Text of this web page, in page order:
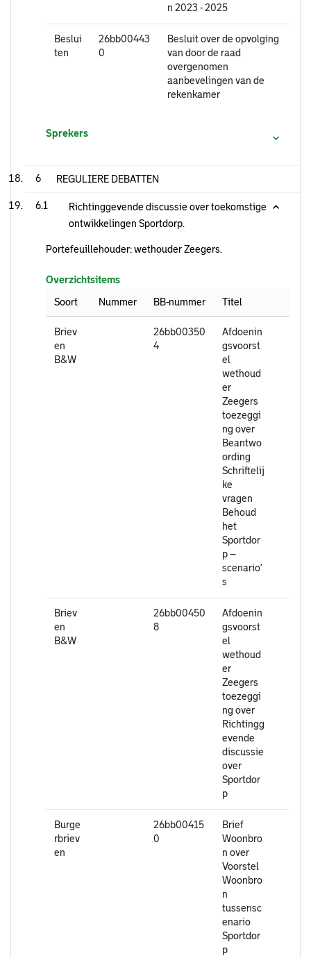
n 2023 - 2025
Beslui
ten
26bb00443
0
Besluit over de opvolging
van door de raad
overgenomen
aanbevelingen van de
rekenkamer
Sprekers
6 REGULIERE DEBATTEN
6.1
Richtinggevende discussie over toekomstige
ontwikkelingen Sportdorp.
Portefeuillehouder: wethouder Zeegers.
Overzichtsitems
Soort
Nummer BB-nummer Titel
Briev
en
B&W
26bb00350
4
Afdoenin
gsvoorst
el
wethoud
er
Zeegers
toezeggi
ng over
Beantwo
ording
Schriftelij
ke
vragen
Behoud
het
Sportdor
p –
scenario’
s
Briev
en
B&W
26bb00450
8
Afdoenin
gsvoorst
el
wethoud
er
Zeegers
toezeggi
ng over
Richtingg
evende
discussie
over
Sportdor
p
Burge
rbriev
en
26bb00415
0
Brief
Woonbro
n over
Voorstel
Woonbro
n
tussensc
enario
Sportdor
p